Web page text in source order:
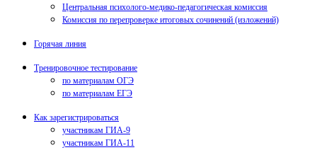
Центральная психолого-медико-педагогическая комиссия
Комиссия по перепроверке итоговых сочинений (изложений)
Горячая линия
Тренировочное тестирование
по материалам ОГЭ
по материалам ЕГЭ
Как зарегистрироваться
участникам ГИА-9
участникам ГИА-11